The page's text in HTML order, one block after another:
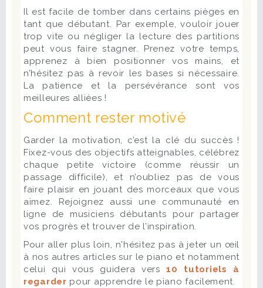
Il est facile de tomber dans certains pièges en
tant que débutant. Par exemple, vouloir jouer
trop vite ou négliger la lecture des partitions
peut vous faire stagner. Prenez votre temps,
apprenez à bien positionner vos mains, et
n’hésitez pas à revoir les bases si nécessaire.
La patience et la persévérance sont vos
meilleures alliées !
Comment rester motivé
Garder la motivation, c’est la clé du succès !
Fixez-vous des objectifs atteignables, célébrez
chaque petite victoire (comme réussir un
passage difficile), et n’oubliez pas de vous
faire plaisir en jouant des morceaux que vous
aimez. Rejoignez aussi une communauté en
ligne de musiciens débutants pour partager
vos progrès et trouver de l’inspiration.
Pour aller plus loin, n'hésitez pas à jeter un œil
à nos autres articles sur le piano et notamment
celui qui vous guidera vers10 tutoriels à
regarder pour apprendre le piano facilement.